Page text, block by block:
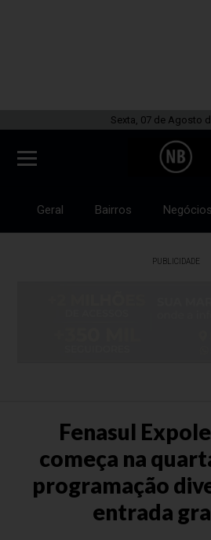
Sexta, 07 de Agosto
Geral Bairros Negócios
PUBLICIDADE
Fenasul
começa na
programação
entrada